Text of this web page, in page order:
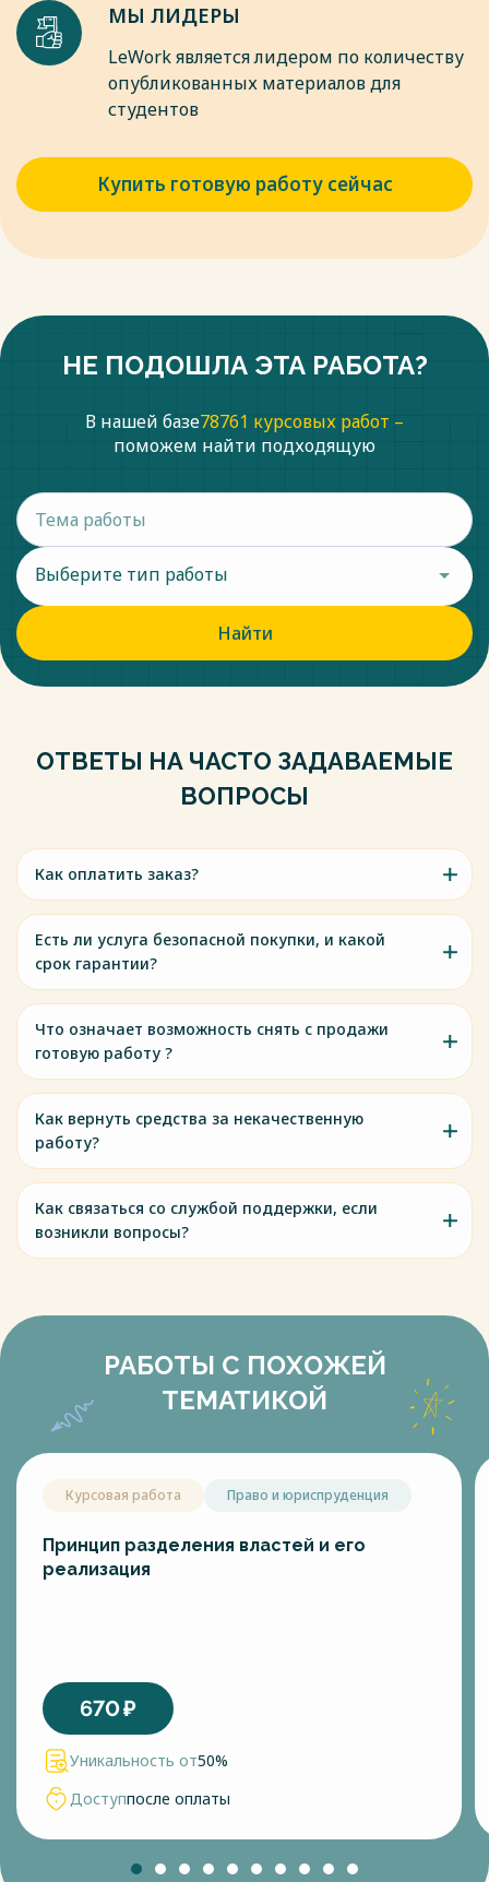
МЫ ЛИДЕРЫ
LeWork является лидером по количеству
опубликованных материалов для
студентов
Купить готовую работу сейчас
НЕ ПОДОШЛА ЭТА РАБОТА?
В нашей базе78761 курсовых работ –
поможем найти подходящую
Выберите тип работы
Найти
ОТВЕТЫ НА ЧАСТО ЗАДАВАЕМЫЕ
ВОПРОСЫ
Как оплатить заказ?
Есть ли услуга безопасной покупки, и какой
срок гарантии?
Что означает возможность снять с продажи
готовую работу ?
Как вернуть средства за некачественную
работу?
Как связаться со службой поддержки, если
возникли вопросы?
РАБОТЫ С ПОХОЖЕЙ
ТЕМАТИКОЙ
Курсовая работа Право и юриспруденция
Принцип разделения властей и его
реализация
670₽
Уникальность от50%
Доступпосле оплаты